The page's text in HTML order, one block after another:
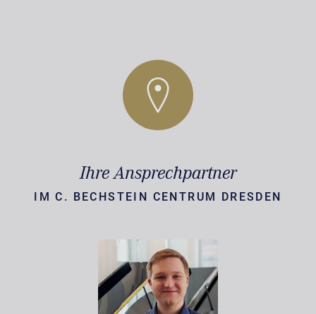
Ihre Ansprechpartner
IM C. BECHSTEIN CENTRUM DRESDEN